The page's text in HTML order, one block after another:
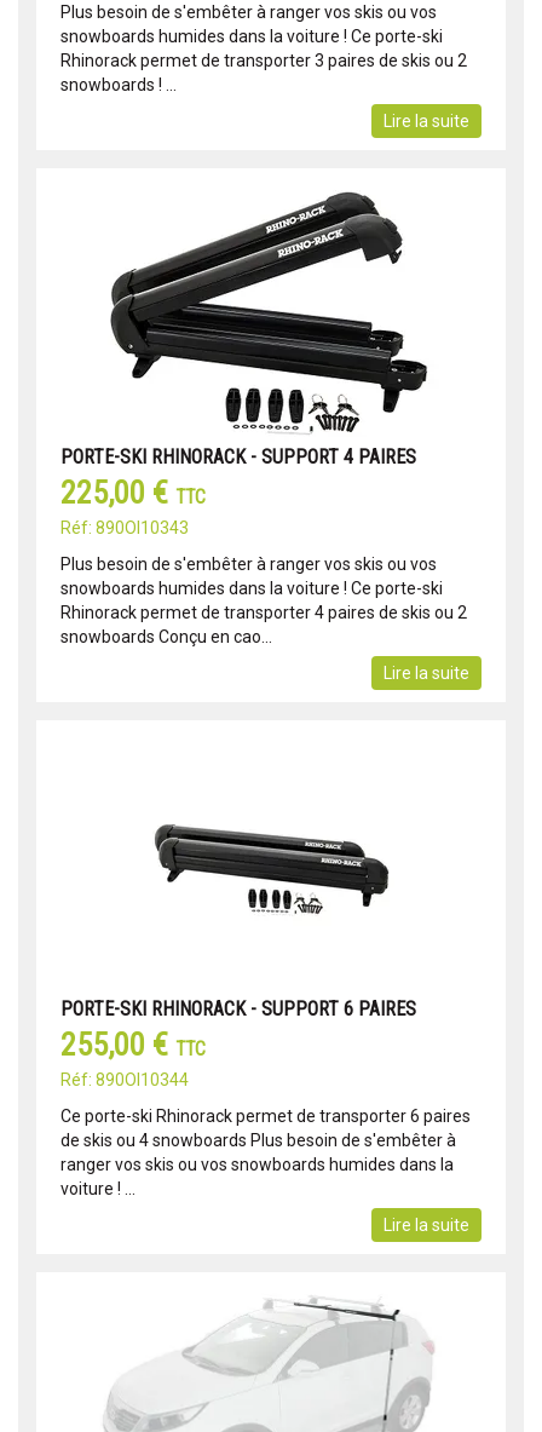
Plus besoin de s'embêter à ranger vos skis ou vos
snowboards humides dans la voiture ! Ce porte-ski
Rhinorack permet de transporter 3 paires de skis ou 2
snowboards ! ...
Lire la suite
PORTE-SKI RHINORACK - SUPPORT 4 PAIRES
225,00 € TTC
Réf: 890OI10343
Plus besoin de s'embêter à ranger vos skis ou vos
snowboards humides dans la voiture ! Ce porte-ski
Rhinorack permet de transporter 4 paires de skis ou 2
snowboards Conçu en cao...
Lire la suite
PORTE-SKI RHINORACK - SUPPORT 6 PAIRES
255,00 € TTC
Réf: 890OI10344
Ce porte-ski Rhinorack permet de transporter 6 paires
de skis ou 4 snowboards Plus besoin de s'embêter à
ranger vos skis ou vos snowboards humides dans la
voiture ! ...
Lire la suite